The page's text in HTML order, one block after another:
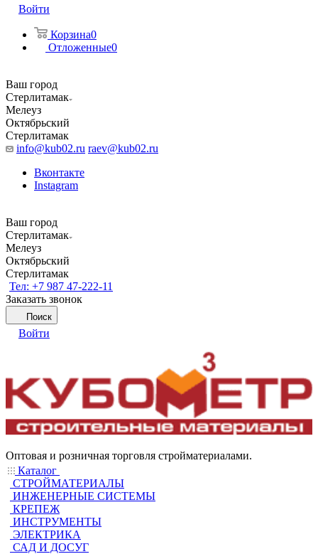
Войти
Корзина0
Отложенные0
Ваш город
Стерлитамак
Мелеуз
Октябрьский
Стерлитамак
info@kub02.ru raev@kub02.ru
Вконтакте
Instagram
Ваш город
Стерлитамак
Мелеуз
Октябрьский
Стерлитамак
Тел: +7 987 47-222-11
Заказать звонок
Поиск
Войти
Оптовая и розничная торговля стройматериалами.
Каталог
СТРОЙМАТЕРИАЛЫ
ИНЖЕНЕРНЫЕ СИСТЕМЫ
КРЕПЕЖ
ИНСТРУМЕНТЫ
ЭЛЕКТРИКА
САД И ДОСУГ